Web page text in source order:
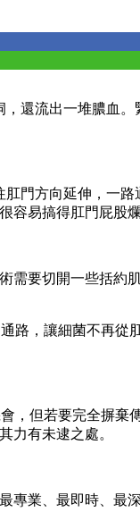
還流出一堆膿血
門方向延伸，一
易搞得肛門屁股
需要切開一些括約
路，讓細菌不再從
，但若要完全摒棄
力有未逮之處。
專業、最即時、最